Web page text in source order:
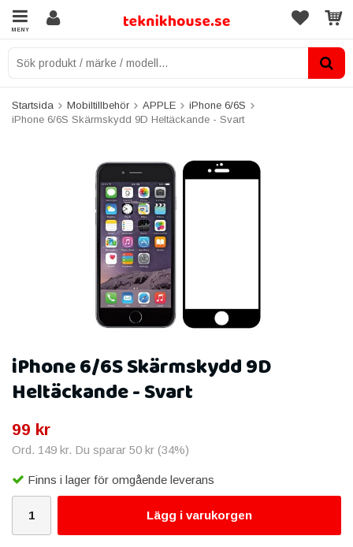
MENY
Startsida Mobiltillbehör APPLE
iPhone 6/6S
iPhone 6/6S Skärmskydd 9D Heltäckande - Svart
iPhone 6/6S Skärmskydd 9D
Heltäckande - Svart
99 kr
Ord. 149 kr. Du sparar 50 kr (34%)
Finns i lager för omgående leverans
Lägg i varukorgen